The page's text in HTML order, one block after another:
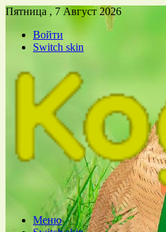
Пятница , 7 Август 2026
Войти
Switch skin
Меню